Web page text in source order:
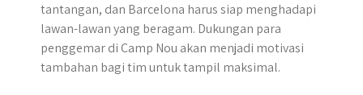
tantangan, dan Barcelona harus siap menghadapi
lawan-lawan yang beragam. Dukungan para
penggemar di Camp Nou akan menjadi motivasi
tambahan bagi tim untuk tampil maksimal.